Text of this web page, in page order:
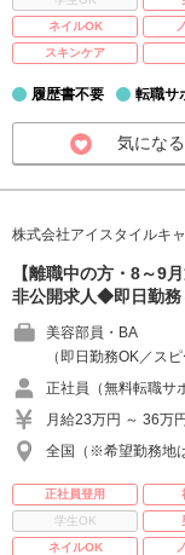
ネイルOK
スキンケア
履歴書不要 転職サ
気になる
株式会社アイスタイルキ
【離職中の方・8～9
非公開求人◆即日勤務
美容部員・BA
（即日勤務OK／ス
正社員（無料転職サ
月給23万円 ～ 36万円
全国（※希望勤務地
正社員登用
学生OK
ネイルOK